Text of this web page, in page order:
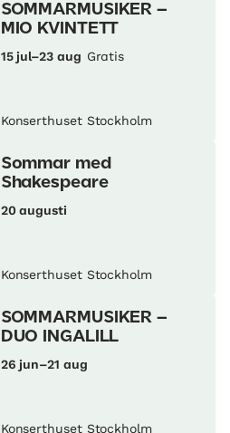
SOMMARMUSIKER –
MIO KVINTETT
15 jul–23 aug Gratis
Konserthuset Stockholm
Sommar med
Shakespeare
20 augusti
Konserthuset Stockholm
SOMMARMUSIKER –
DUO INGALILL
26 jun–21 aug
Konserthuset Stockholm